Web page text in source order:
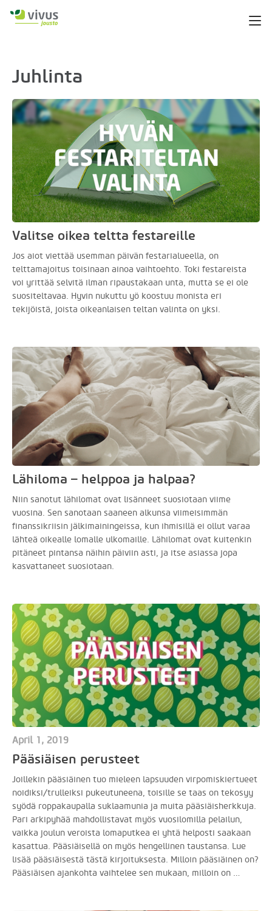
Juhlinta
Valitse oikea teltta festareille
Jos aiot viettää usemman päivän festarialueella, on
telttamajoitus toisinaan ainoa vaihtoehto. Toki festareista
voi yrittää selvitä ilman ripaustakaan unta, mutta se ei ole
suositeltavaa. Hyvin nukuttu yö koostuu monista eri
tekijöistä, joista oikeanlaisen teltan valinta on yksi.
Lähiloma – helppoa ja halpaa?
Niin sanotut lähilomat ovat lisänneet suosiotaan viime
vuosina. Sen sanotaan saaneen alkunsa viimeisimmän
finanssikriisin jälkimainingeissa, kun ihmisillä ei ollut varaa
lähteä oikealle lomalle ulkomaille. Lähilomat ovat kuitenkin
pitäneet pintansa näihin päiviin asti, ja itse asiassa jopa
kasvattaneet suosiotaan.
April 1, 2019
Pääsiäisen perusteet
Joillekin pääsiäinen tuo mieleen lapsuuden virpomiskiertueet
noidiksi/trulleiksi pukeutuneena, toisille se taas on tekosyy
syödä roppakaupalla suklaamunia ja muita pääsiäisherkkuja.
Pari arkipyhää mahdollistavat myös vuosilomilla pelailun,
vaikka joulun veroista lomaputkea ei yhtä helposti saakaan
kasattua. Pääsiäisellä on myös hengellinen taustansa. Lue
lisää pääsiäisestä tästä kirjoituksesta. Milloin pääsiäinen on?
Pääsiäisen ajankohta vaihtelee sen mukaan, milloin on …